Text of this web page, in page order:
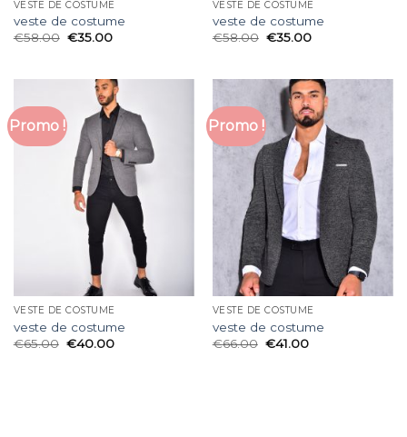
VESTE DE COSTUME
veste de costume
€58.00 €35.00
VESTE DE COSTUME
veste de costume
€58.00 €35.00
Promo !
VESTE DE COSTUME
veste de costume
€65.00 €40.00
Promo !
VESTE DE COSTUME
veste de costume
€66.00 €41.00